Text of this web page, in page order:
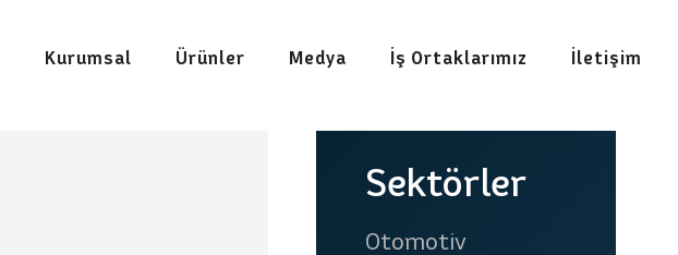
Kurumsal Ürünler Medya İş Ortaklarımız İletişim
Tümünü Gör
Sektörler
Otomotiv